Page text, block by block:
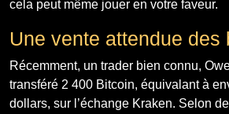
cela peut même jouer en votre faveur.
Une vente attendue des
Récemment, un trader bien connu,
transféré 2 400 Bitcoin, équivalant à
dollars, sur l’échange Kraken. Selon